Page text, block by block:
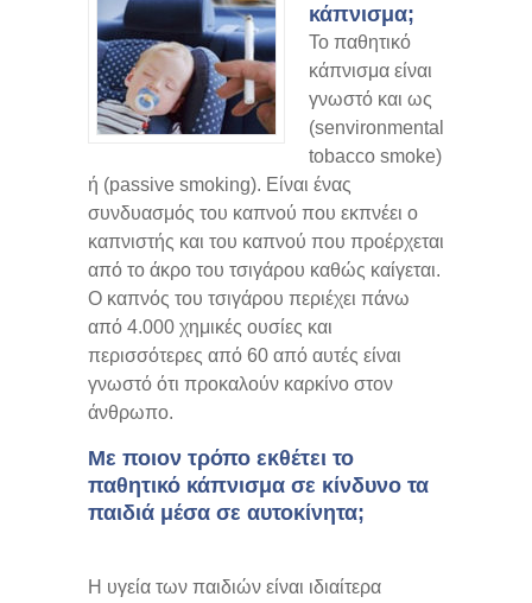
κάπνισμα;
Το παθητικό
κάπνισμα είναι
γνωστό και ως
(senvironmental
tobacco smoke)
ή (passive smoking). Είναι ένας
συνδυασμός του καπνού που εκπνέει ο
καπνιστής και του καπνού που προέρχεται
από το άκρο του τσιγάρου καθώς καίγεται.
Ο καπνός του τσιγάρου περιέχει πάνω
από 4.000 χημικές ουσίες και
περισσότερες από 60 από αυτές είναι
γνωστό ότι προκαλούν καρκίνο στον
άνθρωπο.
Με ποιον τρόπο εκθέτει το
παθητικό κάπνισμα σε κίνδυνο τα
παιδιά μέσα σε αυτοκίνητα;
Η υγεία των παιδιών είναι ιδιαίτερα